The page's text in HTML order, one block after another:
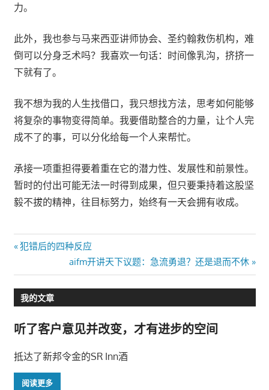
力。
此外，我也参与马来西亚讲师协会、圣约翰救伤机构，难
倒可以分身乏术吗？我喜欢一句话：时间像乳沟，挤挤一
下就有了。
我不想为我的人生找借口，我只想找方法，思考如何能够
将复杂的事物变得简单。我要借助整合的力量，让个人完
成不了的事，可以分化给每一个人来帮忙。
承接一项重担得要着重在它的潜力性、发展性和前景性。
暂时的付出可能无法一时得到成果，但只要秉持着这股坚
毅不拔的精神，往目标努力，始终有一天会拥有收成。
文
章
导
航
Previous
犯错后的四种反应
Next
Post:
aifm开讲天下议题：急流勇退？还是退而不休
我的文章
听了客户意见并改变，才有进步的空间
抵达了新邦令金的SR Inn酒
阅读更多